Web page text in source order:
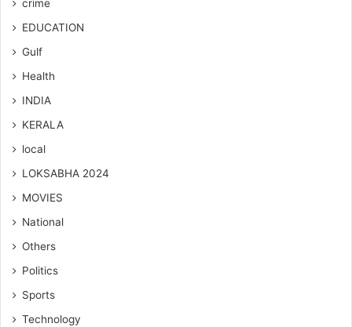
crime
EDUCATION
Gulf
Health
INDIA
KERALA
local
LOKSABHA 2024
MOVIES
National
Others
Politics
Sports
Technology